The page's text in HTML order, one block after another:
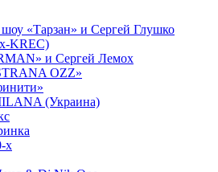
шоу «Тарзан» и Сергей Глушко
KREC)
и Сергей Лемох
OZZ»
(Украина)
х